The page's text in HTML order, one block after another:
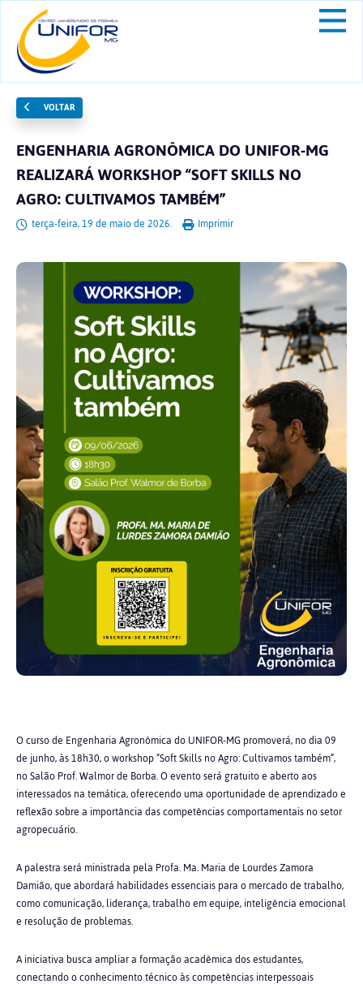
VOLTAR
ENGENHARIA AGRONÔMICA DO UNIFOR-MG
REALIZARÁ WORKSHOP “SOFT SKILLS NO
AGRO: CULTIVAMOS TAMBÉM”
terça-feira, 19 de maio de 2026. Imprimir
O curso de Engenharia Agronômica do UNIFOR-MG promoverá, no dia 09
de junho, às 18h30, o workshop “Soft Skills no Agro: Cultivamos também”,
no Salão Prof. Walmor de Borba. O evento será gratuito e aberto aos
interessados na temática, oferecendo uma oportunidade de aprendizado e
reflexão sobre a importância das competências comportamentais no setor
agropecuário.
A palestra será ministrada pela Profa. Ma. Maria de Lourdes Zamora
Damião, que abordará habilidades essenciais para o mercado de trabalho,
como comunicação, liderança, trabalho em equipe, inteligência emocional
e resolução de problemas.
A iniciativa busca ampliar a formação acadêmica dos estudantes,
conectando o conhecimento técnico às competências interpessoais